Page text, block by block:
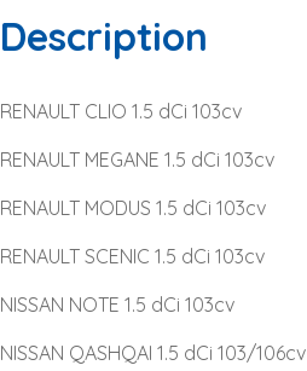
Description
RENAULT CLIO 1.5 dCi 103cv
RENAULT MEGANE 1.5 dCi 103cv
RENAULT MODUS 1.5 dCi 103cv
RENAULT SCENIC 1.5 dCi 103cv
NISSAN NOTE 1.5 dCi 103cv
NISSAN QASHQAI 1.5 dCi 103/106cv